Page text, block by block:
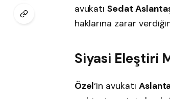
avukatıSedat
haklarına zarar
Siyasi Eleştiri
Özel‘in avukatı